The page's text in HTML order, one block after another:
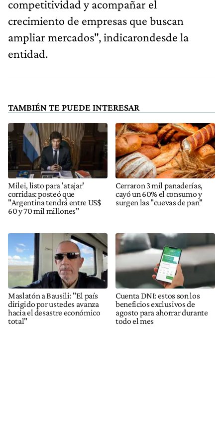
competitividad y acompañar el
crecimiento de empresas que buscan
ampliar mercados", indicarondesde la
entidad.
TAMBIÉN TE PUEDE INTERESAR
Milei, listo para 'atajar'
corridas: posteó que
"Argentina tendrá entre US$
60 y 70 mil millones"
Cerraron 3 mil panaderías,
cayó un 60% el consumo y
surgen las "cuevas de pan"
Maslatón a Bausili: "El país
dirigido por ustedes avanza
hacia el desastre económico
total"
Cuenta DNI: estos son los
beneficios exclusivos de
agosto para ahorrar durante
todo el mes